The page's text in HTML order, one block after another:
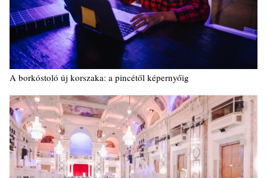
A borkóstoló új korszaka: a pincétől képernyőig